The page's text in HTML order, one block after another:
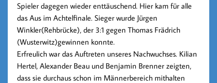
Spieler dagegen wieder enttäuschend. Hier kam für alle
das Aus im Achtelfinale. Sieger wurde Jürgen
Winkler(Rehbrücke), der 3:1 gegen Thomas Frädrich
(Wusterwitz)gewinnen konnte.
Erfreulich war das Auftreten unseres Nachwuchses. Kilian
Hertel, Alexander Beau und Benjamin Brenner zeigten,
dass sie durchaus schon im Männerbereich mithalten